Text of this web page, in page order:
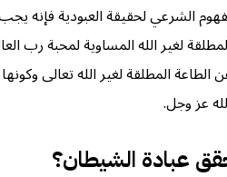
الشرعي لحقيقة العبودية فإنه
لغير الله المساوية لمحبة رب
الطاعة المطلقة لغير الله تعالى
عز وجل.
عبادة الشيطان؟